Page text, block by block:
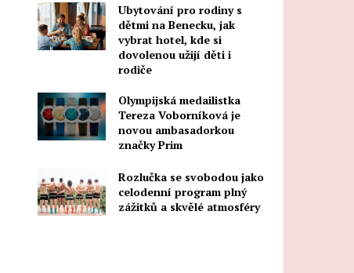
Ubytování pro rodiny s
dětmi na Benecku, jak
vybrat hotel, kde si
dovolenou užijí děti i
rodiče
Olympijská medailistka
Tereza Voborníková je
novou ambasadorkou
značky Prim
Rozlučka se svobodou jako
celodenní program plný
zážitků a skvělé atmosféry